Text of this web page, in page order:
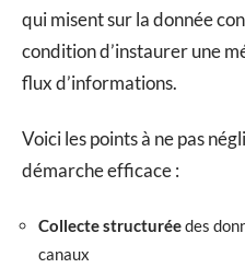
qui misent sur la donnée
condition d’instaurer une
flux d’informations.
Voici les points à ne pas
démarche efficace :
Collecte structuréedes
canaux